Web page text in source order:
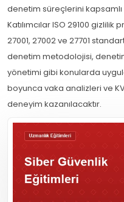
denetim süreçlerini
Katılımcılar ISO 29100
27001, 27002 ve 27701
denetim metodolojisi,
yönetimi gibi konularda
boyunca vaka analizleri ve
deneyim kazanılacaktır.